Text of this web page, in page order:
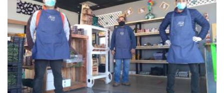
Crónica
Policial
Tribunales
Deporte